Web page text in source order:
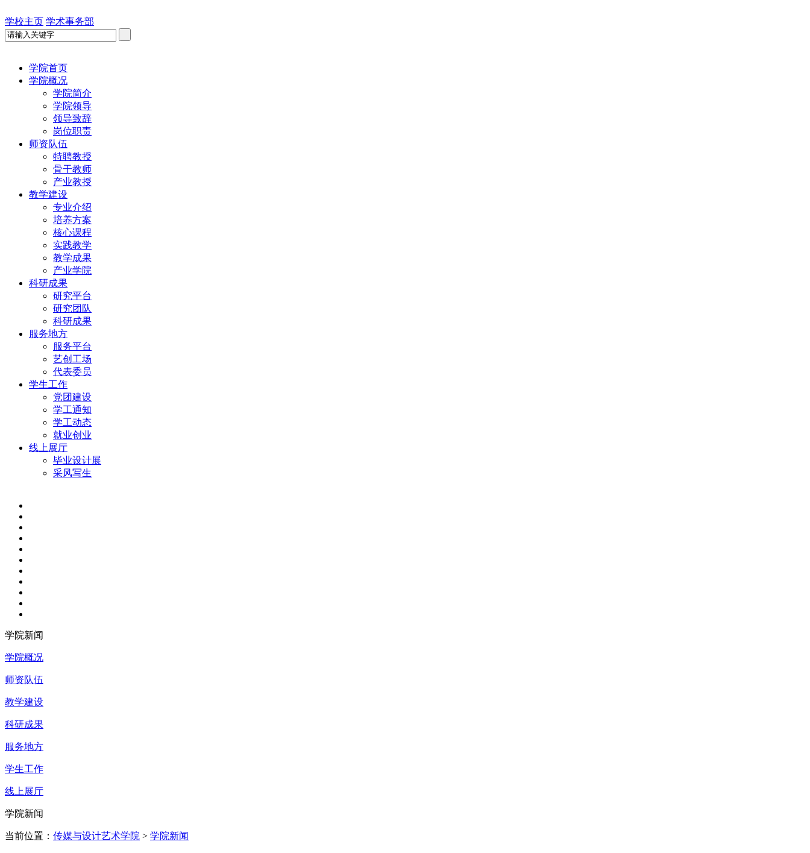
学校主页 学术事务部
学院首页
学院概况
学院简介
学院领导
领导致辞
岗位职责
师资队伍
特聘教授
骨干教师
产业教授
教学建设
专业介绍
培养方案
核心课程
实践教学
教学成果
产业学院
科研成果
研究平台
研究团队
科研成果
服务地方
服务平台
艺创工场
代表委员
学生工作
党团建设
学工通知
学工动态
就业创业
线上展厅
毕业设计展
采风写生
学院新闻
学院概况
师资队伍
教学建设
科研成果
服务地方
学生工作
线上展厅
学院新闻
当前位置： 传媒与设计艺术学院 > 学院新闻